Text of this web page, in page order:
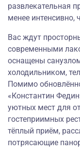
развлекательная
менее интенсивно,
Вас ждут
современными
оснащены
холодильником,
Помимо
«Константин
уютных мест для
гостеприимных
тёплый приём,
потрясающие